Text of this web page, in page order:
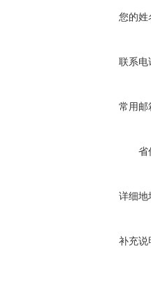
您的姓
联系电
常用邮
省
详细地
补充说